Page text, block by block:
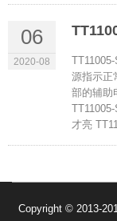
06
2020-08
源指示正
部的辅助
才亮
Copyright © 2013-